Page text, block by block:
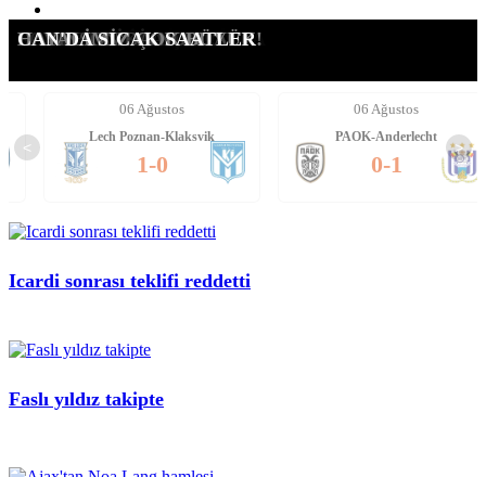
ICARDI'YE YENİ TALİP
SUÇ DUYURUSU YAPTIK!
G.SARAY İÇİN AÇIKLAMA
LEAO ALEV ALEV!!!!
FORVETE İKİ ADAY!
DAVINSON'DA NOKTA!
HAYALİMİZ ÇOK BÜYÜK!
CAN'DA SICAK SAATLER
<
06 Ağustos
Lech Poznan-Klaksvik
1-0
06 Ağustos
PAOK-Anderlecht
0-1
>
Icardi sonrası teklifi reddetti
Faslı yıldız takipte